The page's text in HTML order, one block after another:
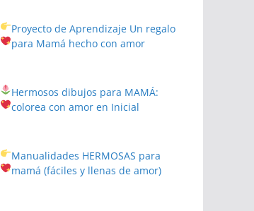
Proyecto de Aprendizaje Un regalo
para Mamá hecho con amor
Hermosos dibujos para MAMÁ:
colorea con amor en Inicial
Manualidades HERMOSAS para
mamá (fáciles y llenas de amor)